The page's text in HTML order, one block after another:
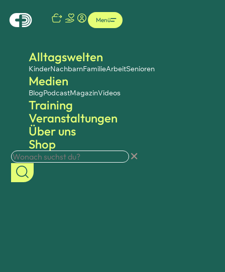
Alltagswelten
KinderNachbarnFamilieArbeitSenioren
Medien
BlogPodcastMagazinVideos
Training
Veranstaltungen
Über uns
Shop
Menü